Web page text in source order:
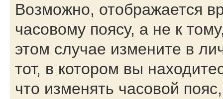
Возможно, отображается
часовому поясу, а не к
этом случае измените в
тот, в котором вы
что изменять часовой